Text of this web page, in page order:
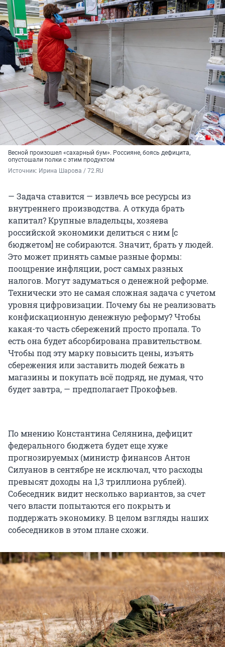
Весной произошел «сахарный бум». Россияне, боясь дефицита,
опустошали полки с этим продуктом
Источник: Ирина Шарова / 72.RU
— Задача ставится — извлечь все ресурсы из
внутреннего производства. А откуда брать
капитал? Крупные владельцы, хозяева
российской экономики делиться с ним [с
бюджетом] не собираются. Значит, брать у людей.
Это может принять самые разные формы:
поощрение инфляции, рост самых разных
налогов. Могут задуматься о денежной реформе.
Технически это не самая сложная задача с учетом
уровня цифровизации. Почему бы не реализовать
конфискационную денежную реформу? Чтобы
какая-то часть сбережений просто пропала. То
есть она будет абсорбирована правительством.
Чтобы под эту марку повысить цены, изъять
сбережения или заставить людей бежать в
магазины и покупать всё подряд, не думая, что
будет завтра, — предполагает Прокофьев.
По мнению Константина Селянина, дефицит
федерального бюджета будет еще хуже
прогнозируемых (министр финансов Антон
Силуанов в сентябре не исключал, что расходы
превысят доходы на 1,3 триллиона рублей).
Собеседник видит несколько вариантов, за счет
чего власти попытаются его покрыть и
поддержать экономику. В целом взгляды наших
собеседников в этом плане схожи.